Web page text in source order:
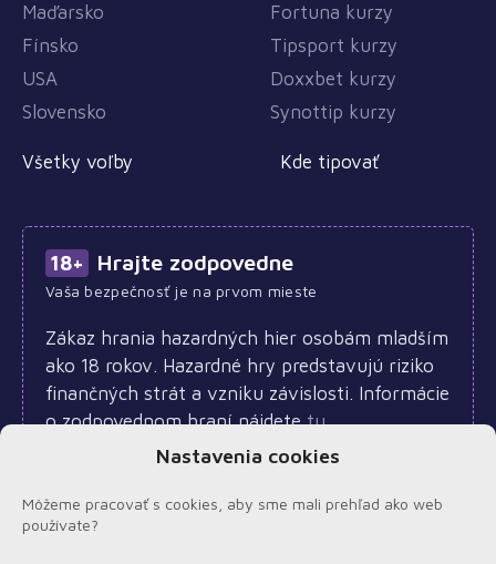
Nastavenia cookies
Môžeme pracovať s cookies, aby sme mali prehľad ako web
používate?
Maďarsko
Fínsko
USA
Slovensko
Všetky voľby
Fortuna kurzy
Tipsport kurzy
Doxxbet kurzy
Synottip kurzy
Kde tipovať
18+ Hrajte zodpovedne
Vaša bezpečnosť je na prvom mieste
Zákaz hrania hazardných hier osobám mladším
ako 18 rokov. Hazardné hry predstavujú riziko
finančných strát a vzniku závislosti. Informácie
o zodpovednom hraní nájdetetu.
© 2026